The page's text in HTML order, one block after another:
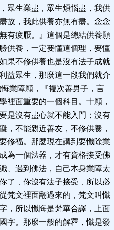
眾生業盡，眾生煩惱盡，我供
故，我此供養亦無有盡。念念
有疲厭。』這個是總結供養願
供養，一定要懂這個理，要懂
果不修供養也是沒有法子成就
益眾生，那麼這一段我們就介
業障願，『複次善男子，言
裡面重要的一個科目。十願，
是沒有盡心就不能入門；沒有
，不能親近善友，不修供養，
修福。那麼現在講到要懺除業
為一個法器，才有資格接受佛
、遇到佛法，自己本身業障太
了，你沒有法子接受，所以必
梵文裡面翻過來的，梵文叫懺
，所以懺悔是梵華合譯，上面
字。那麼一般的解釋，懺是發